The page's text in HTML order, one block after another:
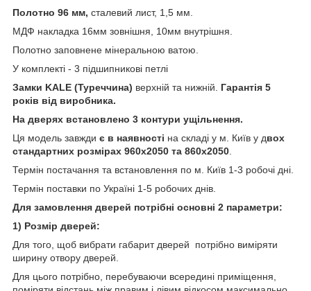
Полотно 96 мм, сталевий лист, 1,5 мм.
МДФ накладка 16мм зовнішня, 10мм внутрішня.
Полотно заповнене мінеральною ватою.
У комплекті - 3 підшипникові петлі
Замки KALE (Туреччина) верхній та нижній. Гарантія 5
років від виробника.
На дверях встановлено 3 контури ущільнення.
Ця модель завжди є в наявності на складі у м. Київ у двох
стандартних розмірах 960х2050 та 860х2050
Термін постачання та встановлення по м. Київ 1-3 робочі дні.
Термін поставки по Україні 1-5 робочих днів.
Для замовлення дверей потрібні основні 2 параметри:
1) Розмір дверей:
Для того, щоб вибрати габарит дверей потрібно виміряти
ширину отвору дверей.
Для цього потрібно, перебуваючи всередині приміщення,